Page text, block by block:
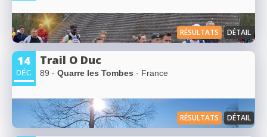
RÉSULTATS DÉTAIL
14
DÉC
Trail O Duc
89 - Quarre les Tombes - France
RÉSULTATS DÉTAIL